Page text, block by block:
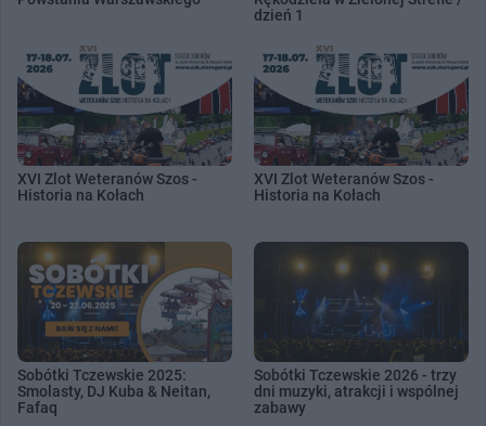
dzień 1
XVI Zlot Weteranów Szos -
Historia na Kołach
XVI Zlot Weteranów Szos -
Historia na Kołach
Sobótki Tczewskie 2025:
Smolasty, DJ Kuba & Neitan,
Fafaq
Sobótki Tczewskie 2026 - trzy
dni muzyki, atrakcji i wspólnej
zabawy